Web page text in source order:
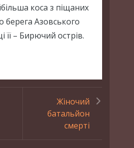
коса з піщаних
берега Азовського
її – Бирючий острів.
Жіночий
батальйон
смерті